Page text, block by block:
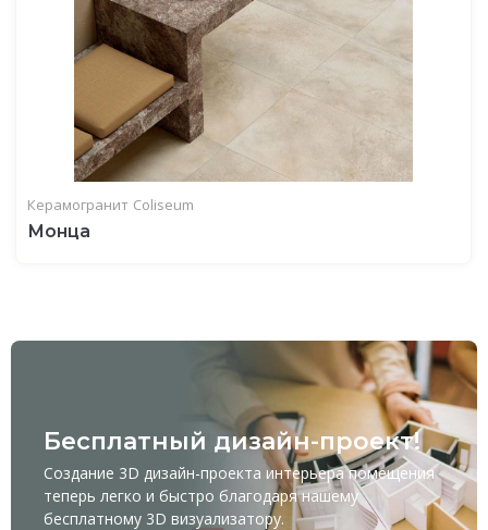
Керамогранит Coliseum
Монца
Бесплатный дизайн-проект!
Создание 3D дизайн-проекта интерьера помещения
теперь легко и быстро благодаря нашему
бесплатному 3D визуализатору.